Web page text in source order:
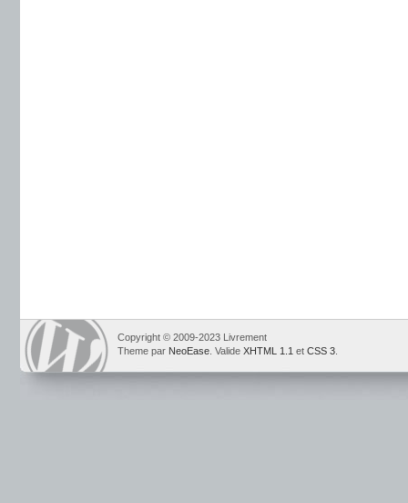
Copyright © 2009-2023 Livrement
Theme par NeoEase . Valide XHTML 1.1 et CSS 3